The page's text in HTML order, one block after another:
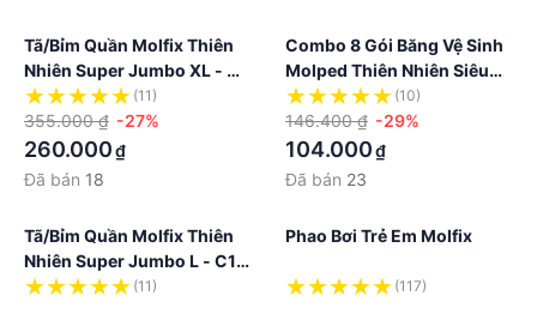
Tã/bỉm Quần Molfix Thiên
Nhiên Super Jumbo XL - C1
- Gói 48+8 Miếng
(11)
355.000 ₫ -27%
260.000₫
Đã bán 18
Combo 8 Gói Băng Vệ Sinh
Molped Thiên Nhiên Siêu
Ban Đêm Có Cánh 29cm
(10)
146.400 ₫ -29%
104.000₫
Đã bán 23
Tã/bỉm Quần Molfix Thiên
Nhiên Super Jumbo L - C1 -
Gói 54+8 Miếng
(11)
Phao Bơi Trẻ Em Molfix
(117)